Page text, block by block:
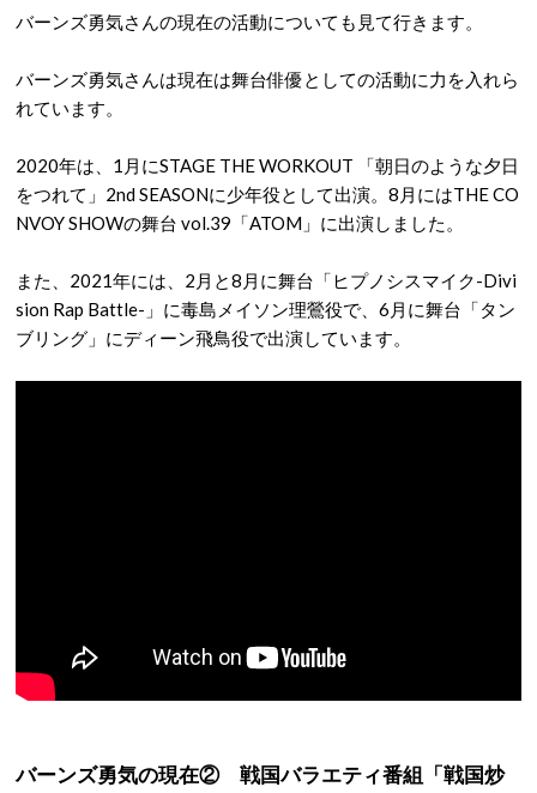
バーンズ勇気さんの現在の活動についても見て行きます。
バーンズ勇気さんは現在は舞台俳優としての活動に力を入れら
れています。
2020年は、1月にSTAGE THE WORKOUT 「朝日のような夕日
をつれて」2nd SEASONに少年役として出演。8月にはTHE CO
NVOY SHOWの舞台 vol.39「ATOM」に出演しました。
また、2021年には、2月と8月に舞台「ヒプノシスマイク-Divi
sion Rap Battle-」に毒島メイソン理鶯役で、6月に舞台「タン
ブリング」にディーン飛鳥役で出演しています。
バーンズ勇気の現在② 戦国バラエティ番組「戦国炒